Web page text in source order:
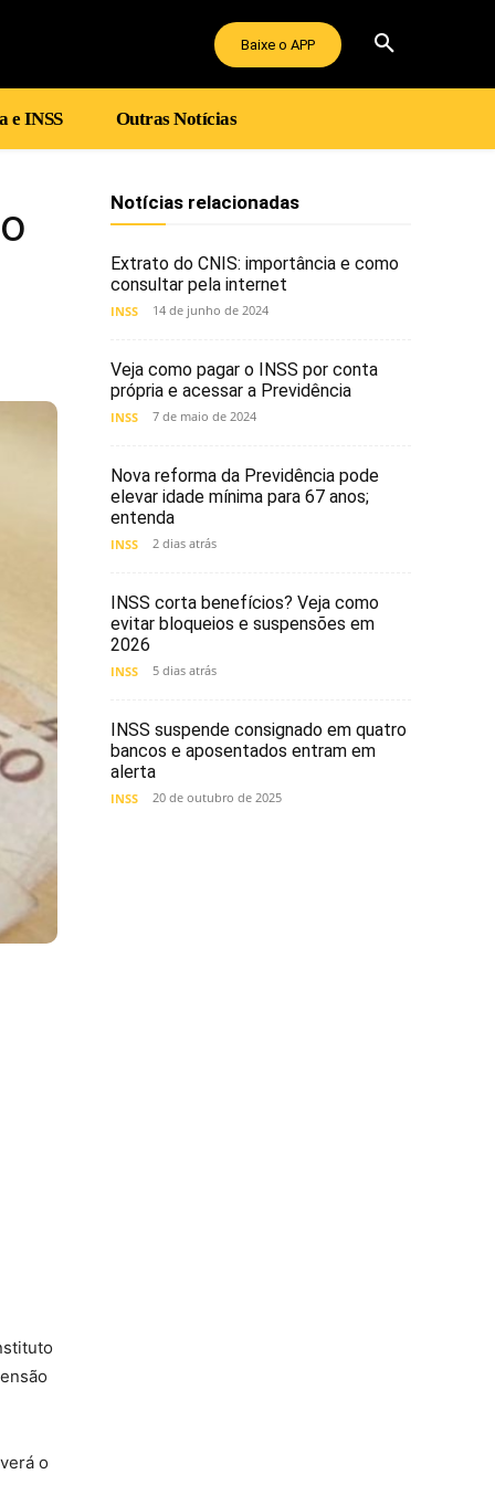
Baixe o APP
e INSS Outras Notícias
o
Notícias relacionadas
Extrato do CNIS: importância e como
consultar pela internet
INSS 14 de junho de 2024
Veja como pagar o INSS por conta
própria e acessar a Previdência
INSS 7 de maio de 2024
Nova reforma da Previdência pode
elevar idade mínima para 67 anos;
entenda
INSS 2 dias atrás
INSS corta benefícios? Veja como
evitar bloqueios e suspensões em
2026
INSS 5 dias atrás
INSS suspende consignado em quatro
bancos e aposentados entram em
alerta
INSS 20 de outubro de 2025